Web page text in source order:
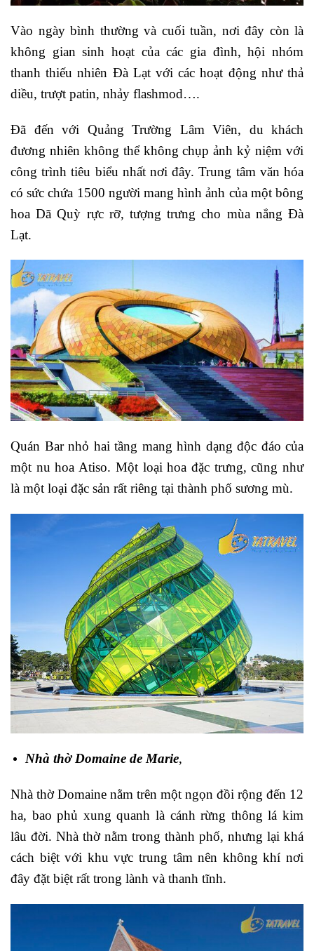
Vào ngày bình thường và cuối tuần, nơi đây còn là
không gian sinh hoạt của các gia đình, hội nhóm
thanh thiếu nhiên Đà Lạt với các hoạt động như thả
diều, trượt patin, nhảy flashmod….
Đã đến với Quảng Trường Lâm Viên, du khách
đương nhiên không thể không chụp ảnh kỷ niệm với
công trình tiêu biểu nhất nơi đây. Trung tâm văn hóa
có sức chứa 1500 người mang hình ảnh của một bông
hoa Dã Quỳ rực rỡ, tượng trưng cho mùa nắng Đà
Lạt.
Quán Bar nhỏ hai tầng mang hình dạng độc đáo của
một nu hoa Atiso. Một loại hoa đặc trưng, cũng như
là một loại đặc sản rất riêng tại thành phố sương mù.
Nhà thờ Domaine de Marie,
Nhà thờ Domaine nằm trên một ngọn đồi rộng đến 12
ha, bao phủ xung quanh là cánh rừng thông lá kim
lâu đời. Nhà thờ nằm trong thành phố, nhưng lại khá
cách biệt với khu vực trung tâm nên không khí nơi
đây đặt biệt rất trong lành và thanh tĩnh.